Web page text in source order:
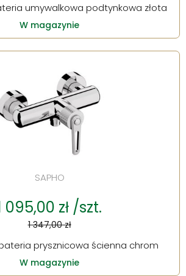
umywalkowa podtynkowa złota
W magazynie
SAPHO
095,00 zł /szt.
1 347,00 zł
prysznicowa ścienna chrom
W magazynie